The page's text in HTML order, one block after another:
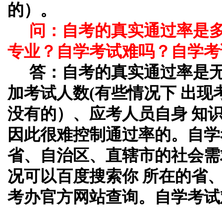
的）。
问：自考的真实通过率是
专业？自学考试难吗？自学
答：自考的真实通过率是
加考试人数(有些情况下 出现
没有的）、应考人员自身 知
因此很难控制通过率的。自
省、自治区、直辖市的社会
况可以百度搜索你 所在的省
考办官方网站查询。自学考